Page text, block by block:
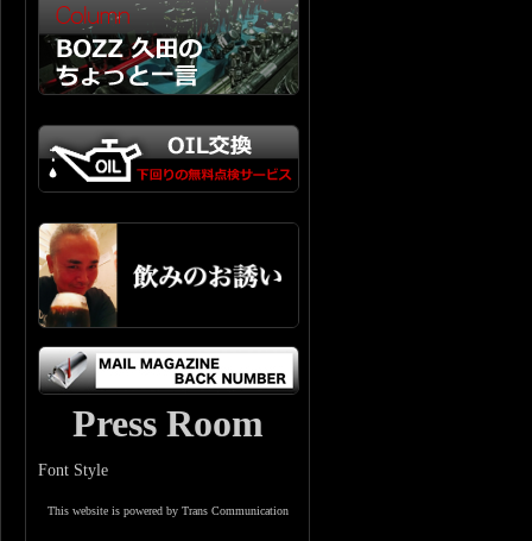
Press Room
Font Style
This website is powered by Trans Communication